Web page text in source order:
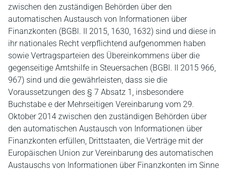
zwischen den zuständigen Behörden über den
automatischen Austausch von Informationen über
Finanzkonten (BGBl. II 2015, 1630, 1632) sind und diese in
ihr nationales Recht verpflichtend aufgenommen haben
sowie Vertragsparteien des Übereinkommens über die
gegenseitige Amtshilfe in Steuersachen (BGBl. II 2015 966,
967) sind und die gewährleisten, dass sie die
Voraussetzungen des § 7 Absatz 1, insbesondere
Buchstabe e der Mehrseitigen Vereinbarung vom 29.
Oktober 2014 zwischen den zuständigen Behörden über
den automatischen Austausch von Informationen über
Finanzkonten erfüllen, Drittstaaten, die Verträge mit der
Europäischen Union zur Vereinbarung des automatischen
Austauschs von Informationen über Finanzkonten im Sinne